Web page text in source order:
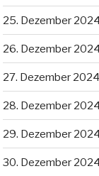
25. Dezember
26. Dezember
27. Dezember
28. Dezember
29. Dezember
30. Dezember